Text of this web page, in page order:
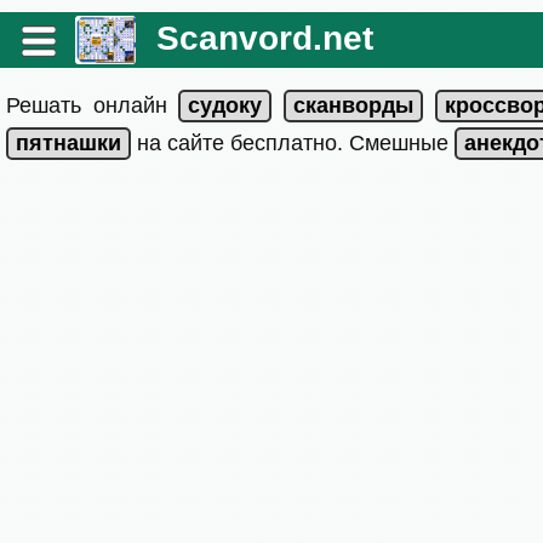
Scanvord.net
Решать онлайн
на сайте бесплатно. Смешные